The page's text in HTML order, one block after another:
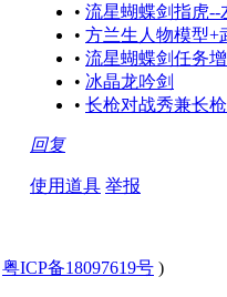
• 流星蝴蝶剑指虎--
• 方兰生人物模型+
• 流星蝴蝶剑任务
• 冰晶龙吟剑
• 长枪对战秀兼长
回复
使用道具 举报
粤ICP备18097619号 )